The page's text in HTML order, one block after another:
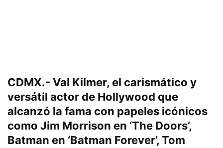
CDMX.- Val Kilmer, el carismático y
versátil actor de Hollywood que
alcanzó la fama con papeles icónicos
como Jim Morrison en ‘The Doors’,
Batman en ‘Batman Forever’, Tom